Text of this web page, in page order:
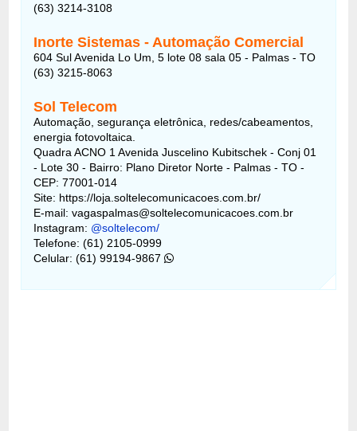
(63) 3214-3108
Inorte Sistemas - Automação Comercial
604 Sul Avenida Lo Um, 5 lote 08 sala 05 - Palmas - TO
(63) 3215-8063
Sol Telecom
Automação, segurança eletrônica, redes/cabeamentos,
energia fotovoltaica.
Quadra ACNO 1 Avenida Juscelino Kubitschek - Conj 01
- Lote 30 - Bairro: Plano Diretor Norte - Palmas - TO -
CEP: 77001-014
Site: https://loja.soltelecomunicacoes.com.br/
E-mail: vagaspalmas@soltelecomunicacoes.com.br
Instagram: @soltelecom/
Telefone: (61) 2105-0999
Celular: (61) 99194-9867